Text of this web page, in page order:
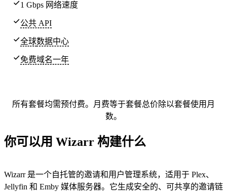
1 Gbps 网络速度
公共 API
全球数据中心
免费域名一年
所有套餐均需预付费。月费等于套餐总价除以套餐使用月
数。
你可以用 Wizarr 构建什么
Wizarr 是一个自托管的邀请和用户管理系统，适用于 Plex、
Jellyfin 和 Emby 媒体服务器。它生成安全的、可共享的邀请链